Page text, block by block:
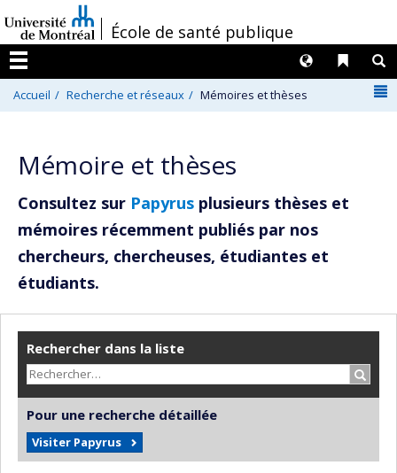
au
contenu
/École de santé publique
Menu
Liens
Langues
Accueil Recherche et réseaux Mémoires et thèses
Mémoire et thèses
Consultez sur Papyrus plusieurs thèses et
mémoires récemment publiés par nos
chercheurs, chercheuses, étudiantes et
étudiants.
Rechercher dans la liste
Pour une recherche détaillée
Visiter Papyrus